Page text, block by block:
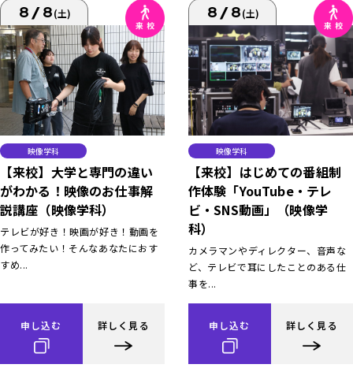
8/8(土)
映像学科
【来校】大学と専門の違い
がわかる！映像のお仕事解
説講座（映像学科）
テレビが好き！映画が好き！動画を
作ってみたい！そんなあなたにおす
すめ...
申し込む 詳しく見る
8/8(土)
映像学科
【来校】はじめての番組制
作体験「YouTube・テレ
ビ・SNS動画」（映像学
科）
カメラマンやディレクター、音声な
ど、テレビで耳にしたことのある仕
事を...
申し込む 詳しく見る